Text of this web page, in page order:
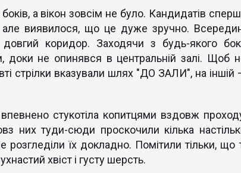
а вікон зовсім не було. Кандидатів
але виявилося, що це дуже зручно.
коридор. Заходячи з будь-якого
доки не опинявся в центральній залі. Щоб
стрілки вказували шлях "ДО ЗАЛИ", на іншій
стукотіла копитцями вздовж
них туди-сюди проскочили кілька
розгледіли їх докладно. Помітили тільки, що
хвіст і густу шерсть.